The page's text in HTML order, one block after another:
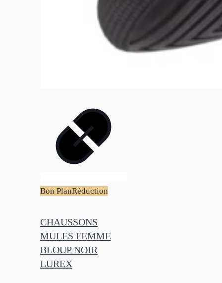
Bon PlanRéduction
CHAUSSONS
MULES FEMME
BLOUP NOIR
LUREX